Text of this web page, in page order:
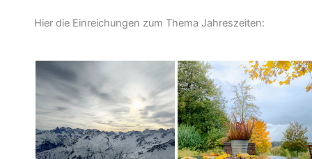
Hier die Einreichungen zum Thema Jahreszeiten: